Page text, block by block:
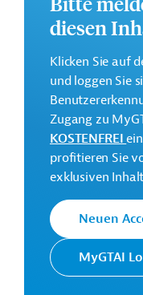
Weitere
finden Sie auf der
GTAI informiert
und praktische
Gesamtkosten:
0,6 Millionen US-
Geberbeitrag:
0,6 Millionen US-
diesen
Klicken Sie auf
und loggen Sie
Zugang zu
KOSTENFREI
profitieren Sie
exklusiven
Neuen
MyGTAI